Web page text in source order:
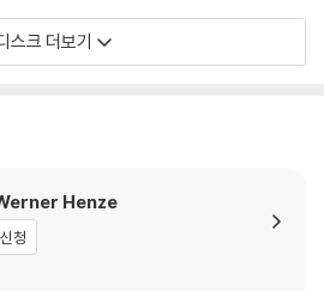
스크 더보기
Henze
청